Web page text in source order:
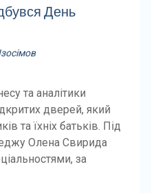
День
та аналітики
дверей, який
та їхніх батьків. Під
Олена Свирида
за